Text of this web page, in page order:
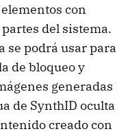
con
del sistema.
se podrá usar para
de bloqueo y
generadas
de SynthID oculta
creado con